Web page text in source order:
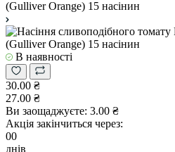
В наявності
30.00 ₴
27.00 ₴
Ви заощаджуєте: 3.00 ₴
Акція закінчиться через:
00
днів